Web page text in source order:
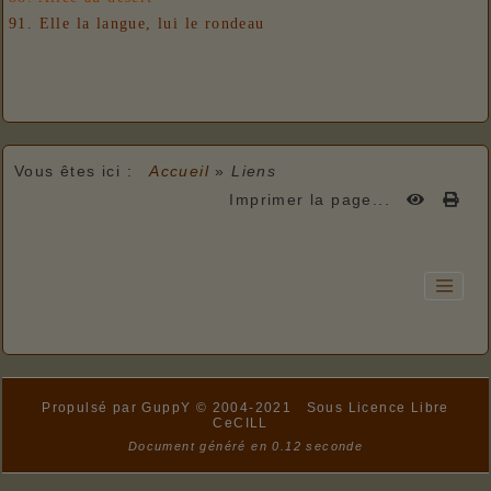
91. Elle la langue, lui le rondeau
Vous êtes ici : Accueil »Liens
Imprimer la page...
Propulsé par GuppY © 2004-2021
Sous Licence Libre
CeCILL
Document généré en 0.12 seconde